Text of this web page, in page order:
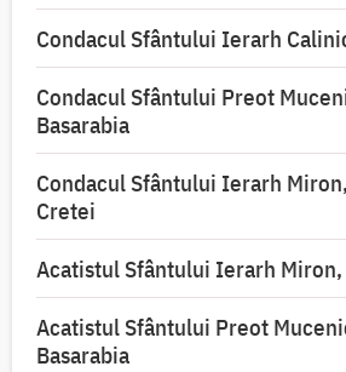
Condacul Sfântului Ierarh
Condacul Sfântului Preot
Basarabia
Condacul Sfântului Ierarh
Cretei
Acatistul Sfântului Ierarh
Acatistul Sfântului Preot
Basarabia